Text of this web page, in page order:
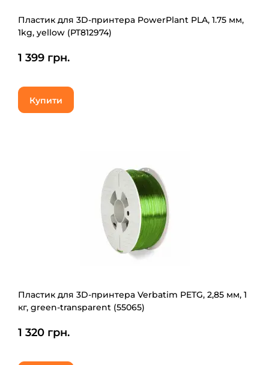
Пластик для 3D-принтера PowerPlant PLA, 1.75 мм,
1kg, yellow (PT812974)
1 399 грн.
Купити
Пластик для 3D-принтера Verbatim PETG, 2,85 мм, 1
кг, green-transparent (55065)
1 320 грн.